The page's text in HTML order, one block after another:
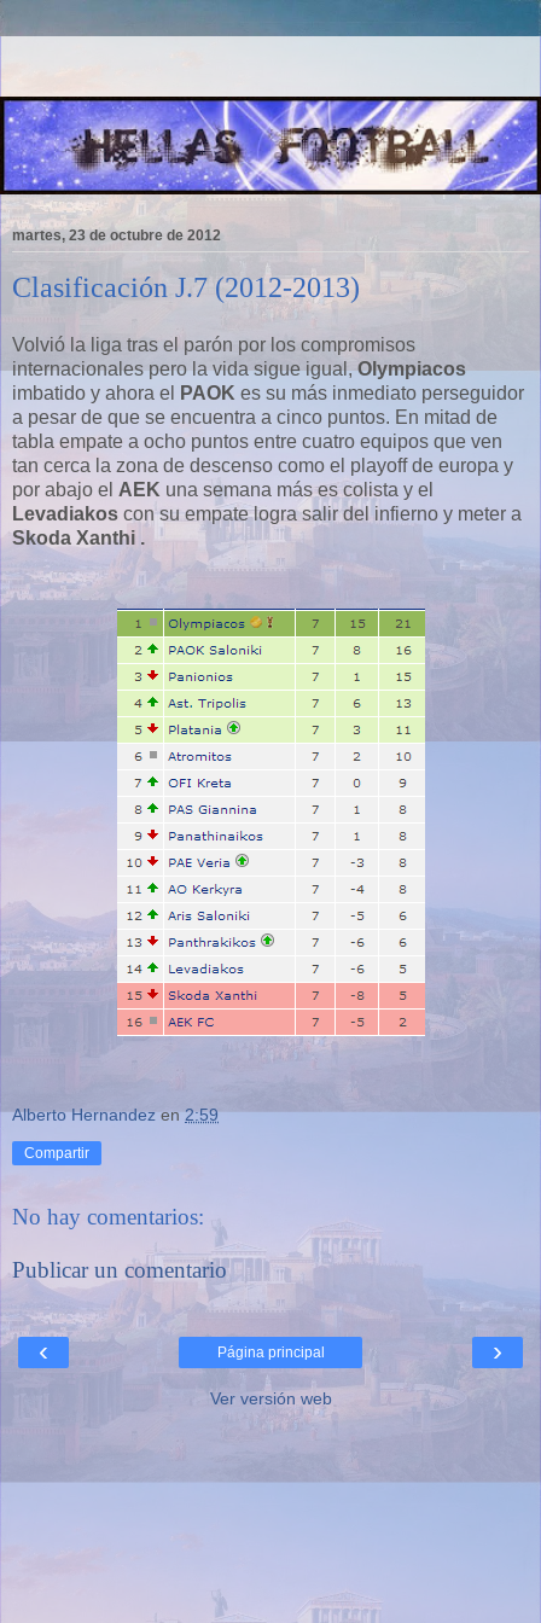
martes, 23 de octubre de 2012
Clasificación J.7 (2012-2013)
Volvió la liga tras el parón por los compromisos
internacionales pero la vida sigue igual,Olympiacos
imbatido y ahora el
PAOK es su más inmediato perseguidor
a pesar de que se encuentra a cinco puntos. En mitad de
tabla empate a ocho puntos entre cuatro equipos que ven
tan cerca la zona de descenso como el playoff de europa y
por abajo el AEK una semana más es colista y el
Levadiakos con su empate logra salir del infierno y meter a
Skoda Xanthi .
Alberto Hernandez en2:59
Compartir
No hay comentarios:
Publicar un comentario
‹ ›
Página principal
Ver versión web